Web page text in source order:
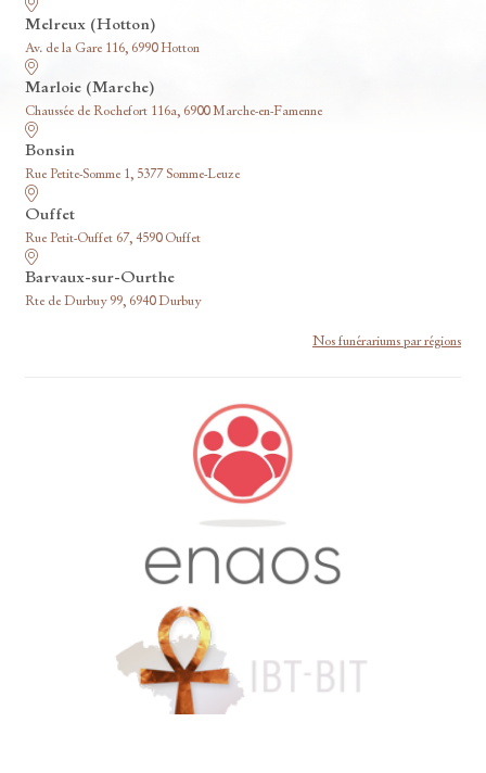
Melreux (Hotton)
Av. de la Gare 116, 6990 Hotton
Marloie (Marche)
Chaussée de Rochefort 116a, 6900 Marche-en-Famenne
Bonsin
Rue Petite-Somme 1, 5377 Somme-Leuze
Ouffet
Rue Petit-Ouffet 67, 4590 Ouffet
Barvaux-sur-Ourthe
Rte de Durbuy 99, 6940 Durbuy
Nos funérariums par régions